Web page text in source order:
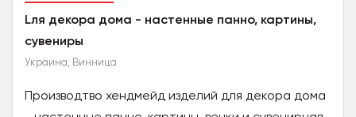
Lля декора дома - настенные панно, картины,
сувениры
Украина, Винница
Производтво хендмейд изделий для декора дома